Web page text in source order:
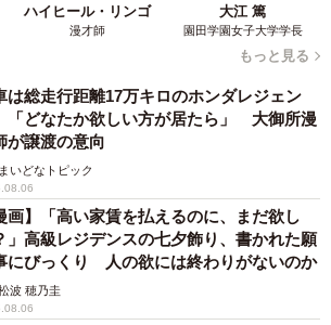
、嫌われたら終わりです。
ハイヒール・リンゴ
漫才師
大江 篤
園田学園女子大学学長
もっと見る
は総走行距離17万キロのホンダレジェン
どなたか欲しい方が居たら」 大御所漫
が譲渡の意向
まいどなトピック
画】「高い家賃を払えるのに、まだ欲し
」高級レジデンスの七夕飾り、書かれた願
にびっくり 人の欲には終わりがないのか
波 穂乃圭